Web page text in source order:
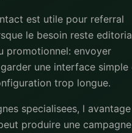
est utile pour referral
le besoin reste
promotionnel: envoyer
une interface simple
trop longue.
specialisees, l
produire une